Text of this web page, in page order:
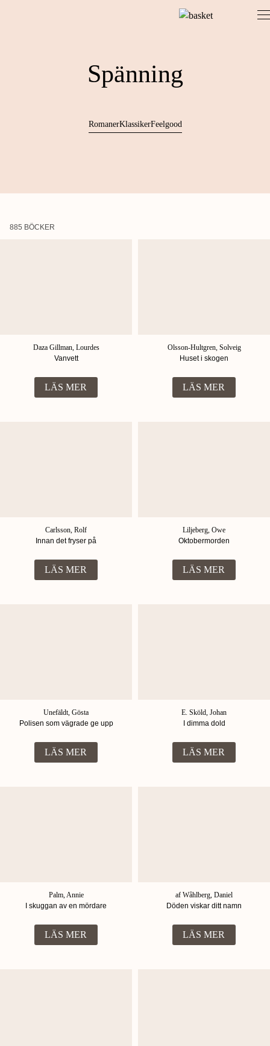
Spänning
RomanerKlassikerFeelgood
885 BÖCKER
Daza Gillman, Lourdes
Vanvett
LÄS MER
Olsson-Hultgren, Solveig
Huset i skogen
LÄS MER
Carlsson, Rolf
Innan det fryser på
LÄS MER
Liljeberg, Owe
Oktobermorden
LÄS MER
Unefäldt, Gösta
Polisen som vägrade ge upp
LÄS MER
E. Sköld, Johan
I dimma dold
LÄS MER
Palm, Annie
I skuggan av en mördare
LÄS MER
af Wåhlberg, Daniel
Döden viskar ditt namn
LÄS MER